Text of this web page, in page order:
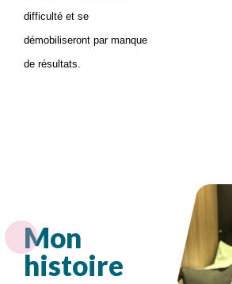
difficulté et se
démobiliseront par manque
de résultats.
Mon
histoire